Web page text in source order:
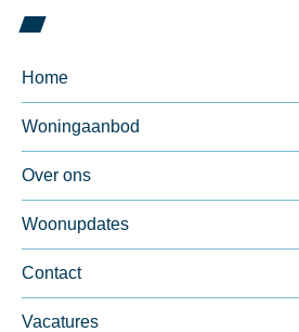
Home
Woningaanbod
Over ons
Woonupdates
Contact
Vacatures